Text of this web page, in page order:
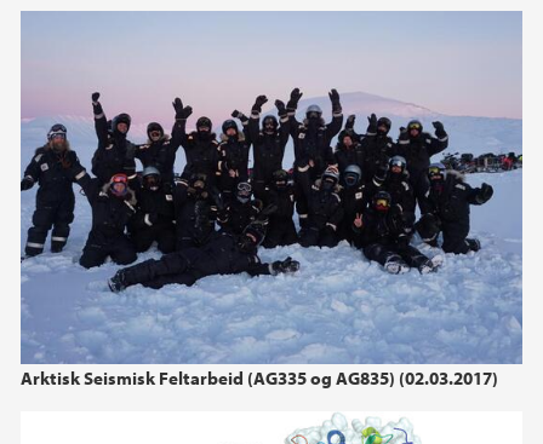
Arktisk Seismisk Feltarbeid (AG335 og AG835) (02.03.2017)